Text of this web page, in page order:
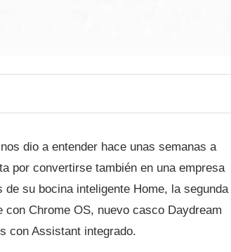
dio a entender hace unas semanas a
por convertirse también en una empresa
su bocina inteligente Home, la segunda
Chrome OS, nuevo casco Daydream
con Assistant integrado.